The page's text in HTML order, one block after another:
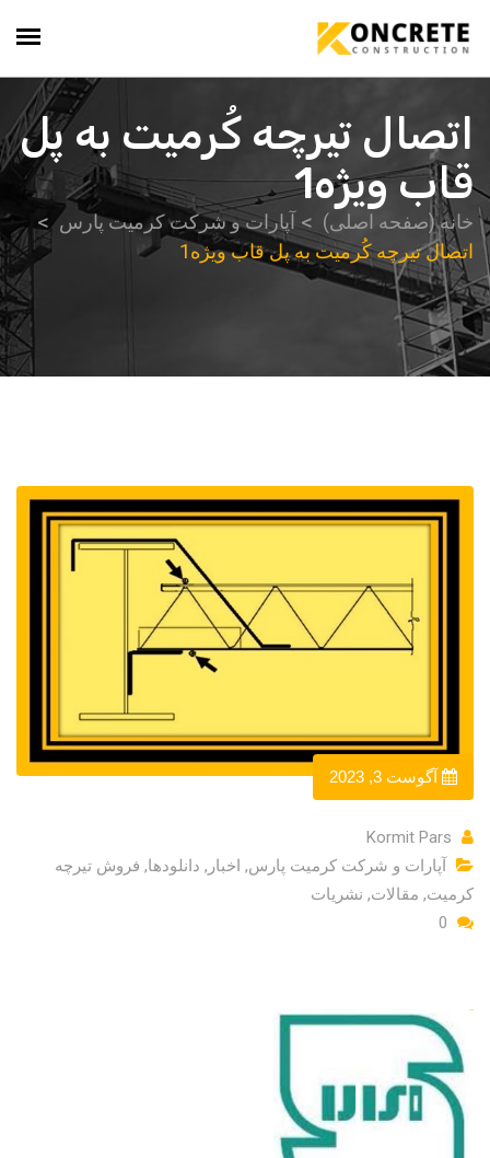
اتصال تیرچه کُرمیت به پل
قاب ویژه1
خانه (صفحه اصلی)
آپارات و شرکت کرمیت پارس
اتصال تیرچه کُرمیت به پل قاب ویژه1
آگوست 3, 2023
Kormit Pars
آپارات و شرکت کرمیت پارس, اخبار , دانلودها, فروش تیرچه
کرمیت, مقالات, نشریات
0